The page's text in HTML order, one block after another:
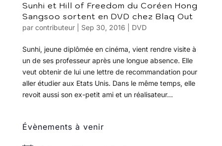
Sunhi et Hill of Freedom du Coréen Hong
Sangsoo sortent en DVD chez Blaq Out
par contributeur| Sep 30, 2016 DVD
Sunhi, jeune diplômée en cinéma, vient rendre visite à
un de ses professeur après une longue absence. Elle
veut obtenir de lui une lettre de recommandation pour
aller étudier aux Etats Unis. Dans le même temps, elle
revoit aussi son ex-petit ami et un réalisateur...
Évènements à venir